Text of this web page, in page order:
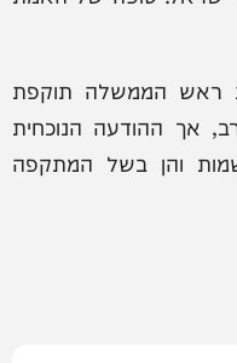
ראש הממשלה תוקפת
אך ההודעה הנוכחית
והן בשל המתקפה